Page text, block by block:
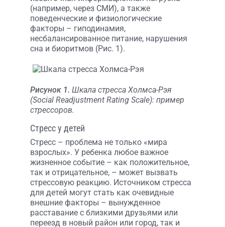
(например, через СМИ), а также
поведенческие и физиологические
факторы – гиподинамия,
несбалансированное питание, нарушения
сна и биоритмов (Рис. 1).
Рисунок 1. Шкала стресса Холмса-Рэя
(Social Readjustment Rating Scale): пример
стрессоров.
Стресс у детей
Стресс – проблема не только «мира
взрослых». У ребенка любое важное
жизненное событие – как положительное,
так и отрицательное, – может вызвать
стрессовую реакцию. Источником стресса
для детей могут стать как очевидные
внешние факторы – вынужденное
расставание с близкими друзьями или
переезд в новый район или город, так и